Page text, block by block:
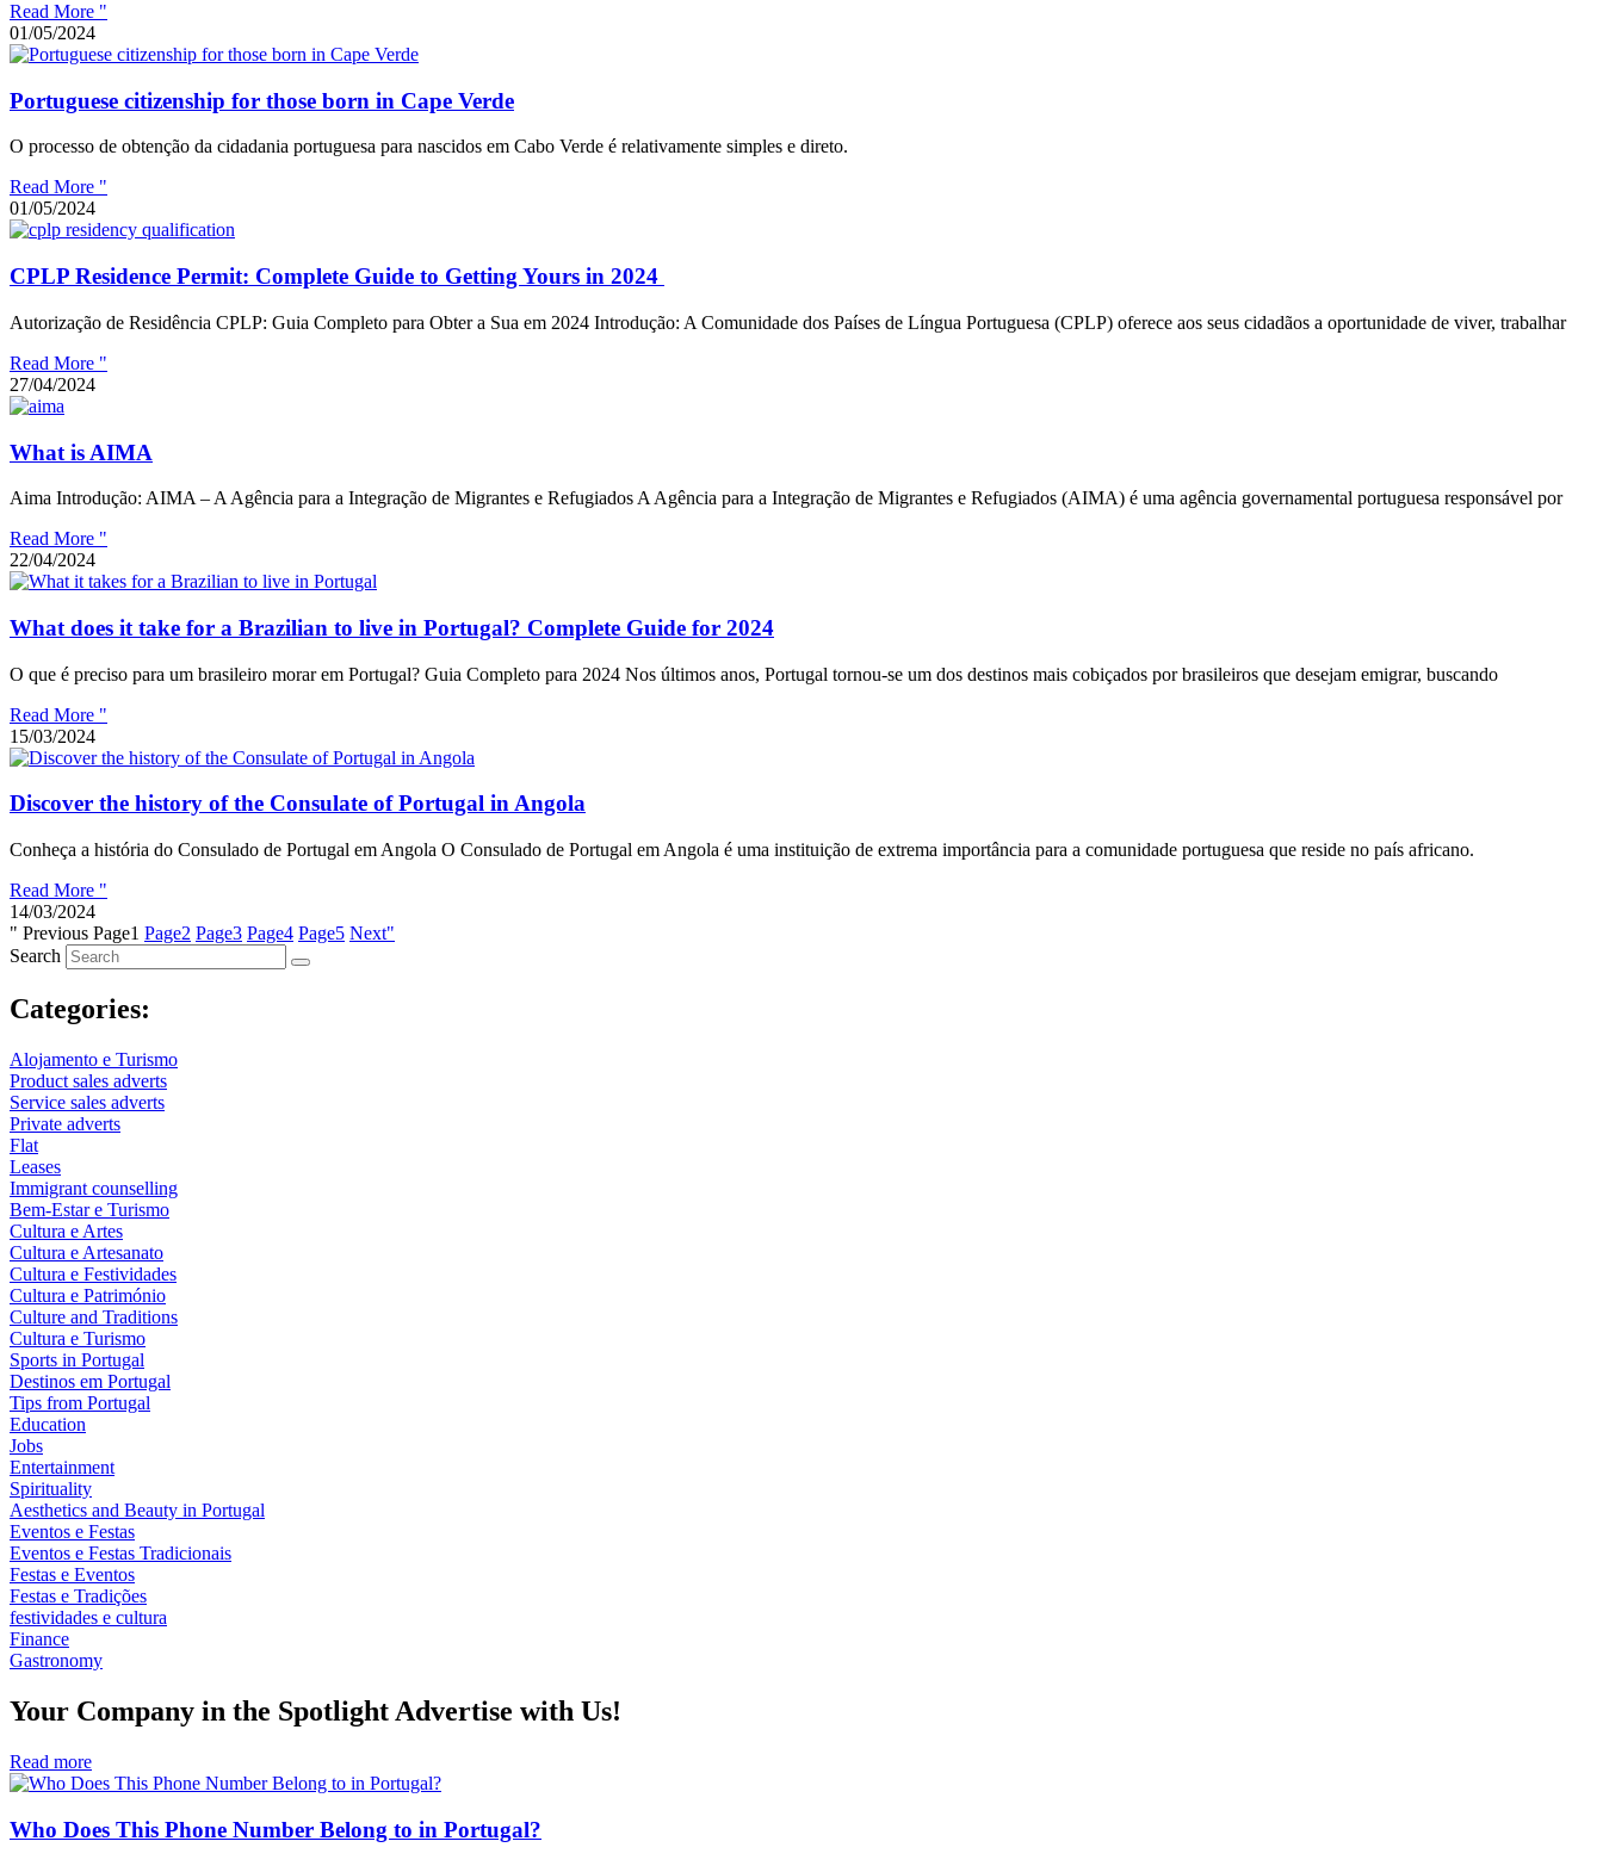
Read More "
01/05/2024
Portuguese citizenship for those born in Cape Verde
O processo de obtenção da cidadania portuguesa para nascidos em Cabo Verde é relativamente simples e direto.
Read More "
01/05/2024
CPLP Residence Permit: Complete Guide to Getting Yours in 2024
Autorização de Residência CPLP: Guia Completo para Obter a Sua em 2024 Introdução: A Comunidade dos Países de Língua Portuguesa (CPLP) oferece aos seus cidadãos a oportunidade de viver, trabalhar
Read More "
27/04/2024
What is AIMA
Aima Introdução: AIMA – A Agência para a Integração de Migrantes e Refugiados A Agência para a Integração de Migrantes e Refugiados (AIMA) é uma agência governamental portuguesa responsável por
Read More "
22/04/2024
What does it take for a Brazilian to live in Portugal? Complete Guide for 2024
O que é preciso para um brasileiro morar em Portugal? Guia Completo para 2024 Nos últimos anos, Portugal tornou-se um dos destinos mais cobiçados por brasileiros que desejam emigrar, buscando
Read More "
15/03/2024
Discover the history of the Consulate of Portugal in Angola
Conheça a história do Consulado de Portugal em Angola O Consulado de Portugal em Angola é uma instituição de extrema importância para a comunidade portuguesa que reside no país africano.
Read More "
14/03/2024
" Previous Page1 Page2 Page3 Page4 Page5 Next"
Search
Categories:
Alojamento e Turismo
Product sales adverts
Service sales adverts
Private adverts
Flat
Leases
Immigrant counselling
Bem-Estar e Turismo
Cultura e Artes
Cultura e Artesanato
Cultura e Festividades
Cultura e Património
Culture and Traditions
Cultura e Turismo
Sports in Portugal
Destinos em Portugal
Tips from Portugal
Education
Jobs
Entertainment
Spirituality
Aesthetics and Beauty in Portugal
Eventos e Festas
Eventos e Festas Tradicionais
Festas e Eventos
Festas e Tradições
festividades e cultura
Finance
Gastronomy
Your Company in the Spotlight Advertise with Us!
Read more
Who Does This Phone Number Belong to in Portugal?